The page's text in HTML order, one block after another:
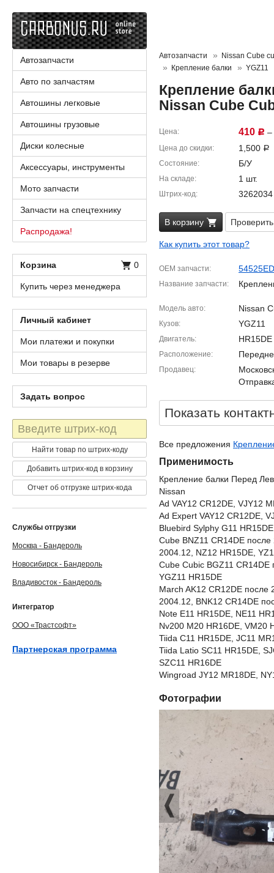
Автозапчасти
Nissan Cube
Крепление балки
YGZ11
Крепление
Nissan Cube
Цена 410 Р –
Цена до скидки 1,500 Р
Состояние Б/У
На складе 1 шт.
Штрих-код 3262034
В корзину
Как купить этот товар?
OEM запчасти
Название запчасти
Модель авто Nissan
Кузов YGZ11
Двигатель HR15DE
Расположение
Продавец
Показать
Все предложения
Применимость
Крепление балки Перед Лев
Nissan
Ad VAY12 CR12DE, VJY12
Ad Expert VAY12 CR12DE,
Bluebird Sylphy G11
Cube BNZ11 CR14DE
2004.12, NZ12 HR15DE,
Cube Cubic BGZ11
YGZ11 HR15DE
March AK12 CR12DE после
2004.12, BNK12 CR14DE
Note E11 HR15DE, NE11
Nv200 M20 HR16DE, VM20
Tiida C11 HR15DE, JC11
Tiida Latio SC11 HR15DE,
SZC11 HR16DE
Wingroad JY12 MR18DE,
Фотографии
Автозапчасти
Авто по запчастям
Автошины легковые
Автошины грузовые
Диски колесные
Аксессуары, инструменты
Мото запчасти
Запчасти на спецтехнику
Распродажа!
Корзина 0
Купить через менеджера
Личный кабинет
Мои платежи и покупки
Мои товары в резерве
Задать вопрос
Штрих-
код
Найти товар по штрих-коду
Добавить штрих-код в корзину
Отчет об отгрузке штрих-кода
Службы отгрузки
Москва - Бандероль
Новосибирск - Бандероль
Владивосток - Бандероль
Интегратор
ООО «Трастсофт»
Партнерская программа